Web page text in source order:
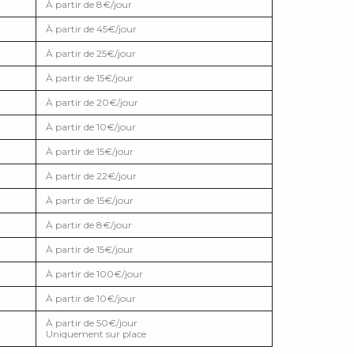
À partir de 8€/jour
À partir de 45€/jour
À partir de 25€/jour
À partir de 15€/jour
À partir de 20€/jour
À partir de 10€/jour
À partir de 15€/jour
À partir de 22€/jour
À partir de 15€/jour
À partir de 8€/jour
À partir de 15€/jour
À partir de 100€/jour
À partir de 10€/jour
À partir de 50€/jour
Uniquement sur place